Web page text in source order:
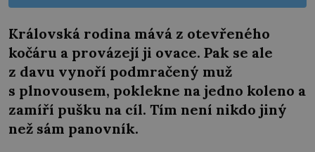
Královská rodina mává z otevřeného
kočáru a provázejí ji ovace. Pak se ale
z davu vynoří podmračený muž
s plnovousem, poklekne na jedno koleno a
zamíří pušku na cíl. Tím není nikdo jiný
než sám panovník.